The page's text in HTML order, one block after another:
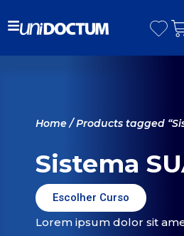
Home/ Products tagged
Sistema
Escolher Curso
Lorem ipsum dolor sit